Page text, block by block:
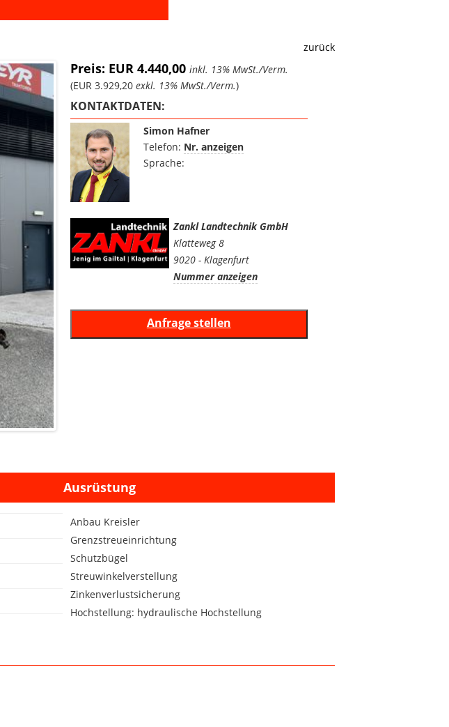
zurück
Preis: EUR 4.440,00 inkl. 13% MwSt./Verm.
(EUR 3.929,20 exkl. 13% MwSt./Verm.)
KONTAKTDATEN:
Simon Hafner
Telefon: Nr. anzeigen
Sprache:
Zankl Landtechnik GmbH
Klatteweg 8
9020 - Klagenfurt
Nummer anzeigen
Ausrüstung
Anbau Kreisler
Grenzstreueinrichtung
Schutzbügel
Streuwinkelverstellung
Zinkenverlustsicherung
Hochstellung: hydraulische Hochstellung